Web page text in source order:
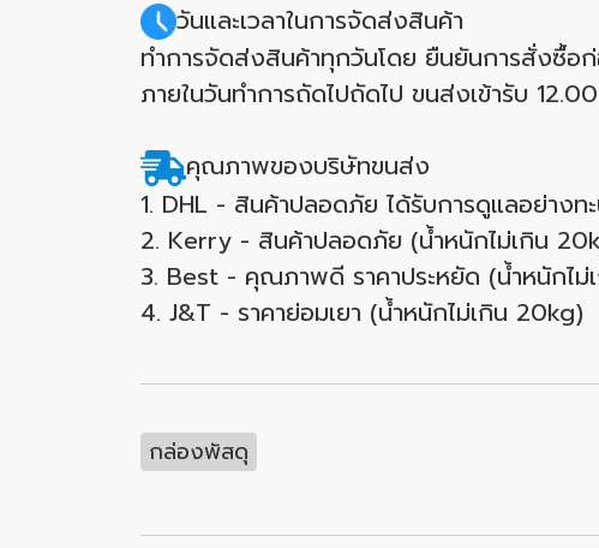
วันและเวลาในการจัดส่งสินค้า
ทำการจัดส่งสินค้าทุกวันโดย ยืนยันการสั่งซื้อ
ภายในวันทำการถัดไปถัดไป ขนส่งเข้ารับ
คุณภาพของบริษัทขนส่ง
1. DHL - สินค้าปลอดภัย ได้รับการดูแลอย่าง
2. Kerry - สินค้าปลอดภัย (น้ำหนักไม่เกิน
3. Best - คุณภาพดี ราคาประหยัด (น้ำหนักไม่
4. J&T - ราคาย่อมเยา (น้ำหนักไม่เกิน 20kg)
กล่องพัสดุ